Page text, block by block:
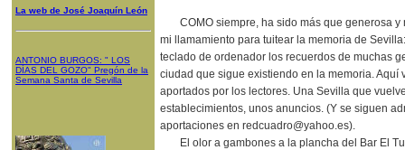
La web de José Joaquín León
ANTONIO BURGOS: " LOS
DÍAS DEL GOZO" Pregón de la
Semana Santa de Sevilla
COMO siempre, ha sido más que generosa
mi llamamiento para tuitear la memoria de
teclado de ordenador los recuerdos de muchas
ciudad que sigue existiendo en la memoria. Aquí
aportados por los lectores. Una Sevilla que
establecimientos, unos anuncios. (Y se siguen
aportaciones en redcuadro@yahoo.es).
El olor a gambones a la plancha del Bar El